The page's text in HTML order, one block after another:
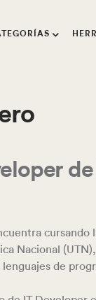
cursando
Nacional
de